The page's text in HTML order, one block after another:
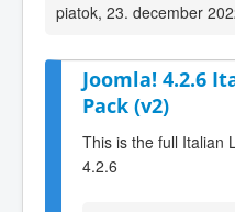
piatok, 23. december
Joomla! 4.2.6
Pack (v2)
This is the full Italian
4.2.6